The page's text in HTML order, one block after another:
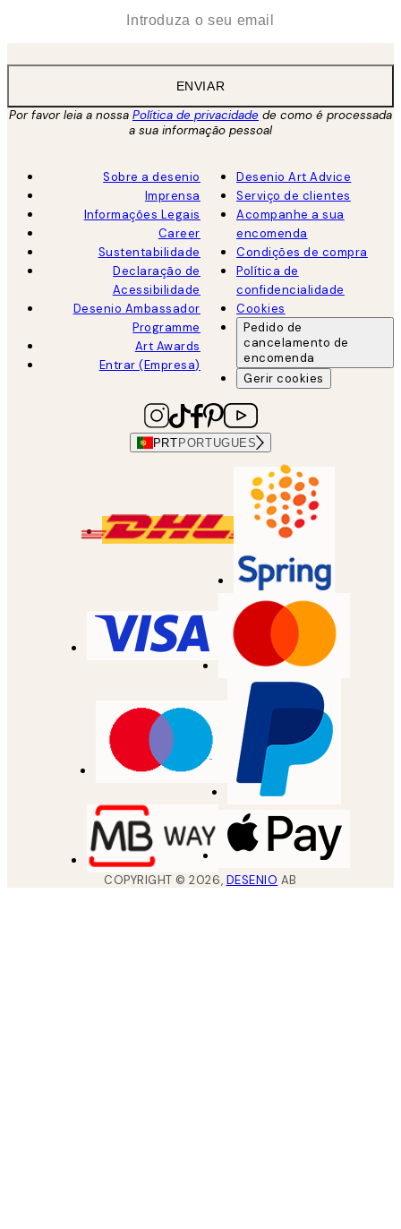
ENVIAR
Por favor leia a nossa Política de privacidade de como é processada
a sua informação pessoal
Sobre a desenio
Imprensa
Informações Legais
Career
Sustentabilidade
Declaração de
Acessibilidade
Desenio Ambassador
Programme
Art Awards
Entrar (Empresa)
Desenio Art Advice
Serviço de clientes
Acompanhe a sua
encomenda
Condições de compra
Política de
confidencialidade
Cookies
Pedido de
cancelamento de
encomenda
Gerir cookies
PRT PORTUGUES
COPYRIGHT ©2026, DESENIO AB